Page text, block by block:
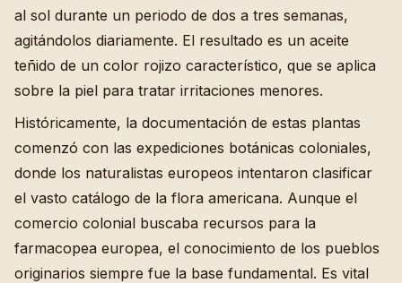
al sol durante un periodo de dos a tres semanas,
agitándolos diariamente. El resultado es un aceite
teñido de un color rojizo característico, que se aplica
sobre la piel para tratar irritaciones menores.
Históricamente, la documentación de estas plantas
comenzó con las expediciones botánicas coloniales,
donde los naturalistas europeos intentaron clasificar
el vasto catálogo de la flora americana. Aunque el
comercio colonial buscaba recursos para la
farmacopea europea, el conocimiento de los pueblos
originarios siempre fue la base fundamental. Es vital